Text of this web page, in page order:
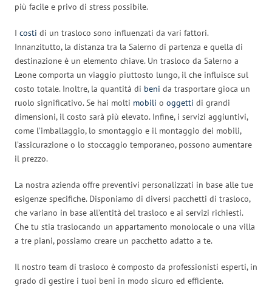
più facile e privo di stress possibile.
I costi di un trasloco sono influenzati da vari fattori.
Innanzitutto, la distanza tra la Salerno di partenza e quella di
destinazione è un elemento chiave. Un trasloco da Salerno a
Leone comporta un viaggio piuttosto lungo, il che influisce sul
costo totale. Inoltre, la quantità di beni da trasportare gioca un
ruolo significativo. Se hai molti mobili o oggetti di grandi
dimensioni, il costo sarà più elevato. Infine, i servizi aggiuntivi,
come l’imballaggio, lo smontaggio e il montaggio dei mobili,
l’assicurazione o lo stoccaggio temporaneo, possono aumentare
il prezzo.
La nostra azienda offre preventivi personalizzati in base alle tue
esigenze specifiche. Disponiamo di diversi pacchetti di trasloco,
che variano in base all’entità del trasloco e ai servizi richiesti.
Che tu stia traslocando un appartamento monolocale o una villa
a tre piani, possiamo creare un pacchetto adatto a te.
Il nostro team di trasloco è composto da professionisti esperti, in
grado di gestire i tuoi beni in modo sicuro ed efficiente.